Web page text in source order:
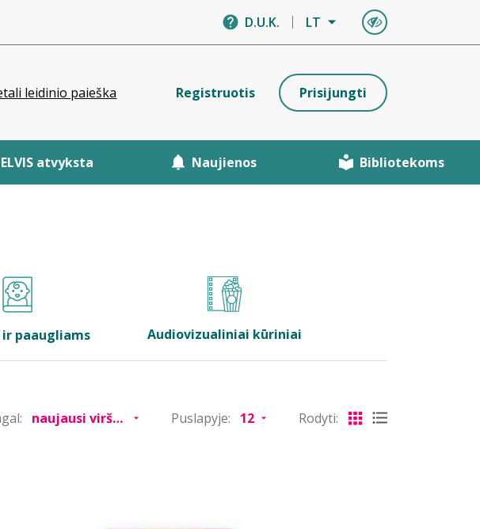
D.U.K. LT
leidinio paieška Registruotis Prisijungti
ELVIS atvyksta Naujienos Bibliotekoms
paaugliams Audiovizualiniai kūriniai
Puslapyje: Rodyti: